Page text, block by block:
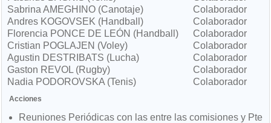
Sabrina AMEGHINO (Canotaje)
Colaborador
Andres KOGOVSEK (Handball)
Colaborador
Florencia PONCE DE LEÓN (Handball)
Colaborador
Cristian POGLAJEN (Voley)
Colaborador
Agustin DESTRIBATS (Lucha)
Colaborador
Gaston REVOL (Rugby)
Colaborador
Nadia PODOROVSKA (Tenis)
Colaborador
Acciones
Reuniones Periódicas con las entre las comisiones y Pte